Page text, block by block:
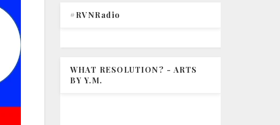
#RVNRadio
WHAT RESOLUTION? - ARTS
BY Y.M.